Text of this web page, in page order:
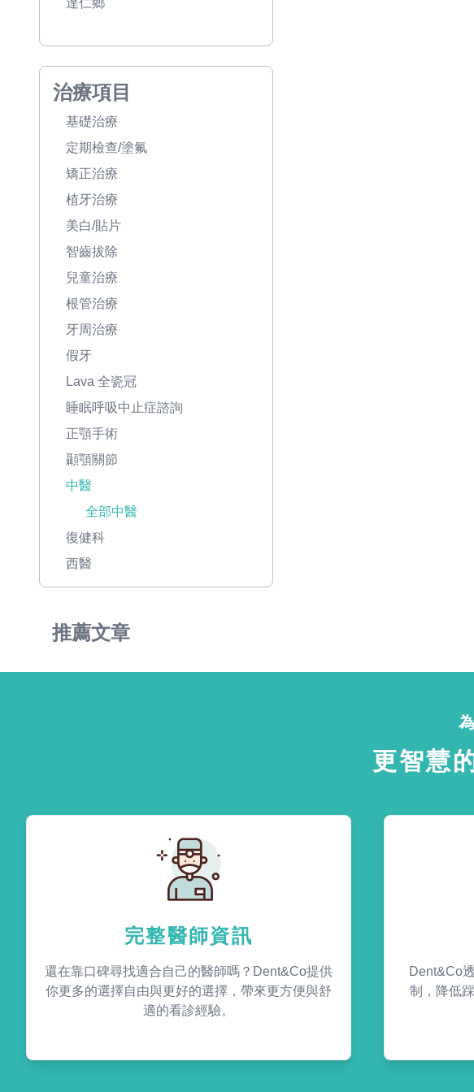
達仁鄉
治療項目
基礎治療
定期檢查/塗氟
矯正治療
植牙治療
美白/貼片
智齒拔除
兒童治療
根管治療
牙周治療
假牙
Lava 全瓷冠
睡眠呼吸中止症諮詢
正顎手術
顳顎關節
中醫
全部中醫
復健科
西醫
推薦文章
更智慧
完整醫師資訊
還在靠口碑尋找適合自己的醫師嗎？Dent&Co提供
你更多的選擇自由與更好的選擇，帶來更方便與舒
適的看診經驗。
Dent&Co
制，降低